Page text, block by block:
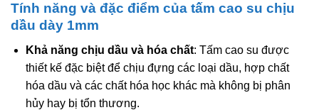
Tính năng và đặc điểm của tấm cao su chịu
dầu dày 1mm
Khả năng chịu dầu và hóa chất: Tấm cao su được
thiết kế đặc biệt để chịu đựng các loại dầu, hợp chất
hóa dầu và các chất hóa học khác mà không bị phân
hủy hay bị tổn thương.